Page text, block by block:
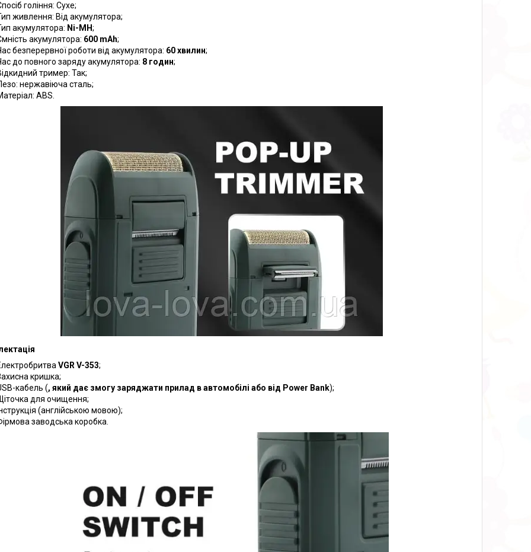
гоління: Сухе;
живлення: Від акумулятора;
акумулятора: Ni-MH;
акумулятора: 600 mAh;
безперервної роботи від акумулятора: 60 хвилин;
до повного заряду акумулятора: 8 годин;
тример: Так;
нержавіюча сталь;
АВS.
VGR V-353;
кришка;
кабель (, який дає змогу заряджати прилад в автомобілі або від Power Bank);
для очищення;
(англійською мовою);
заводська коробка.